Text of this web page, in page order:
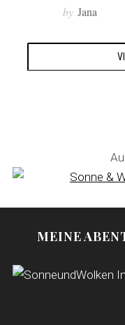
by Jana
MEINE